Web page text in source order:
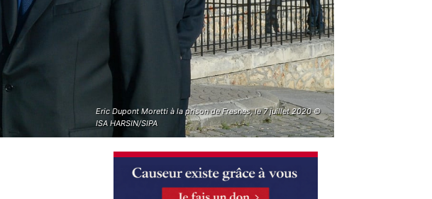
Eric Dupont Moretti à la prison de Fresnes, le 7 juillet 2020 ©
ISA HARSIN/SIPA